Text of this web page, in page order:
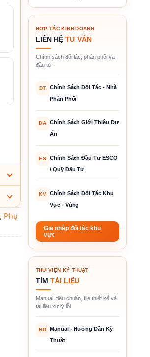
, Phụ
HỢP TÁC KINH DOANH
LIÊN HỆ TƯ VẤN
Chính sách đối tác, phân phối và
đầu tư
DT
Chính Sách Đối Tác - Nhà
Phân Phối
DA
Chính Sách Giới Thiệu Dự
Án
ES
Chính Sách Đầu Tư ESCO
/ Quỹ Đầu Tư
KV
Chính Sách Đối Tác Khu
Vực - Vùng
Gia nhập đối tác khu
vực
THƯ VIỆN KỸ THUẬT
TÌM TÀI LIỆU
Manual, tiêu chuẩn, file thiết kế và
tài liệu xử lý lỗi
HD
Manual - Hướng Dẫn Kỹ
Thuật